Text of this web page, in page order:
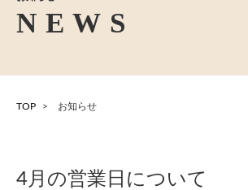
TOP お知らせ
4月の営業日について